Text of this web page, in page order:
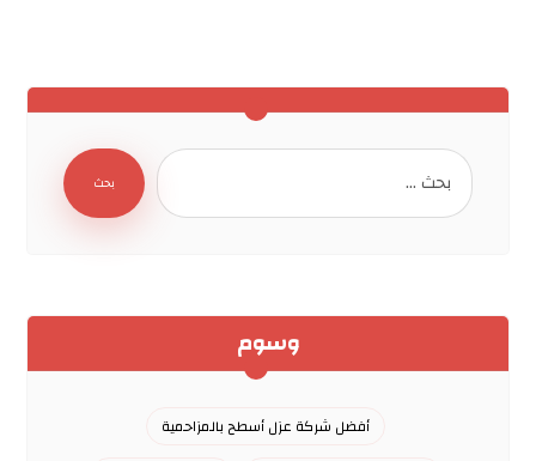
وسوم
أفضل شركة عزل أسطح بالمزاحمية